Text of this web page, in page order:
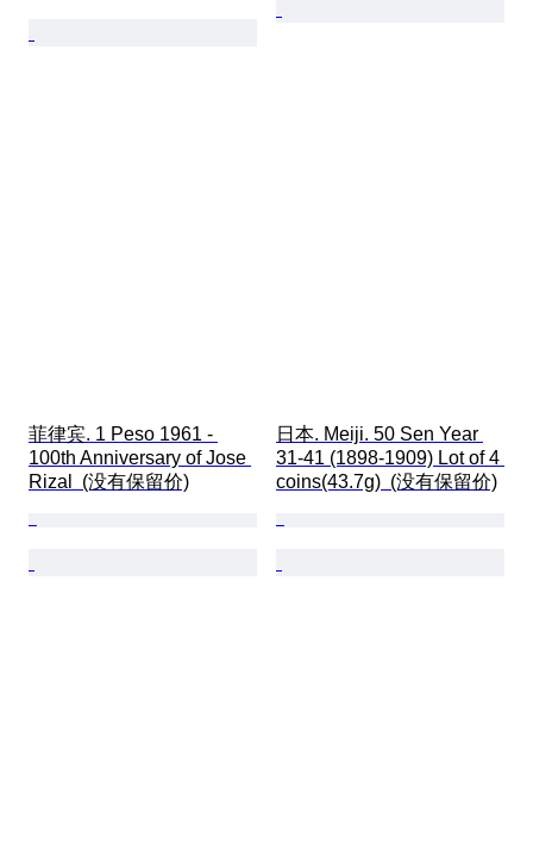
菲律宾. 1 Peso 1961 -
100th Anniversary of Jose
Rizal  (没有保留价)
日本. Meiji. 50 Sen Year
31-41 (1898-1909) Lot of 4
coins(43.7g)  (没有保留价)